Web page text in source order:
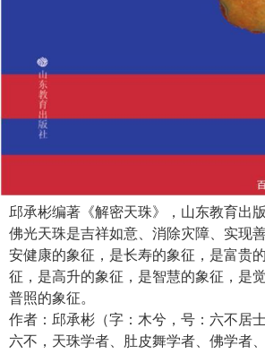
邱承彬编著《解密天珠》，山东教育出
佛光天珠是吉祥如意、消除灾障、实现
安健康的象征，是长寿的象征，是富贵
征，是高升的象征，是智慧的象征，是
普照的象征。
作者：邱承彬（字：木兮，号：六不居
六不，天珠学者、肚皮舞学者、 佛学者